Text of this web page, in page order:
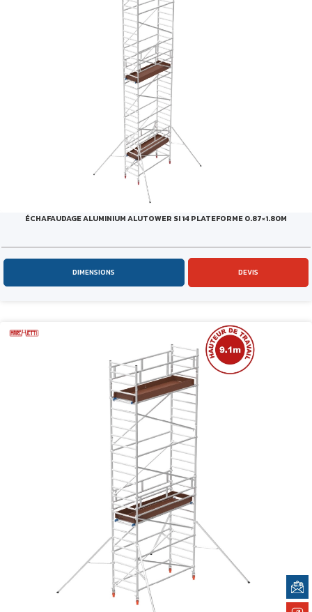
ÉCHAFAUDAGE ALUMINIUM ALUTOWER SI 14 PLATEFORME 0.87×1.80M
DIMENSIONS DEVIS